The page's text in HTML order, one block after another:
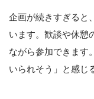
企画が続きすぎると
います。歓談や休憩
ながら参加できます
いられそう」と感じ